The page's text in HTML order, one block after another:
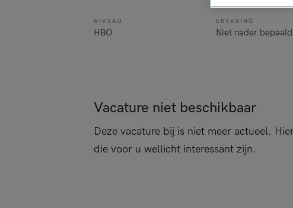
NIVEAU
HBO
ERVARING
Niet nader bepaald
Vacature niet beschikbaar
Deze vacature bij is niet meer actueel.
die voor u wellicht interessant zijn.